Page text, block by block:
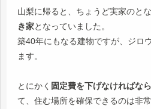
山梨に帰ると、ちょうど実家のと
き家となっていました。
築40年にもなる建物ですが、ジロ
ます。
とにかく 固定費を下げなければな
て、住む場所を確保できるのは非